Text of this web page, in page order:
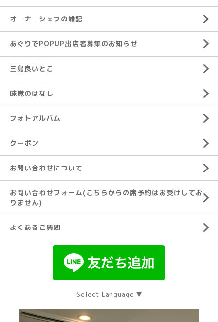
オーナーシェフの雑記
あぐりでPOPUP出店者募集のお知らせ
三島良いとこ
味覚のはなし
フォトアルバム
クーポン
お問い合わせについて
お問い合わせフォーム(こちらからの席予約はお受けしてお
りません)
よくあるご質問
Select Language ▼